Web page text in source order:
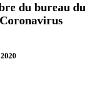
du bureau du